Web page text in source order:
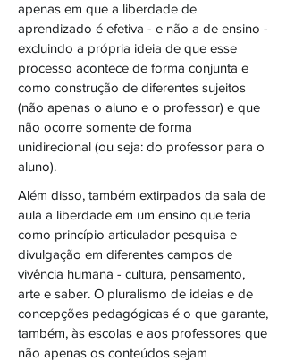
apenas em que a liberdade de
aprendizado é efetiva - e não a de ensino -
excluindo a própria ideia de que esse
processo acontece de forma conjunta e
como construção de diferentes sujeitos
(não apenas o aluno e o professor) e que
não ocorre somente de forma
unidirecional (ou seja: do professor para o
aluno).
Além disso, também extirpados da sala de
aula a liberdade em um ensino que teria
como princípio articulador pesquisa e
divulgação em diferentes campos de
vivência humana - cultura, pensamento,
arte e saber. O pluralismo de ideias e de
concepções pedagógicas é o que garante,
também, às escolas e aos professores que
não apenas os conteúdos sejam